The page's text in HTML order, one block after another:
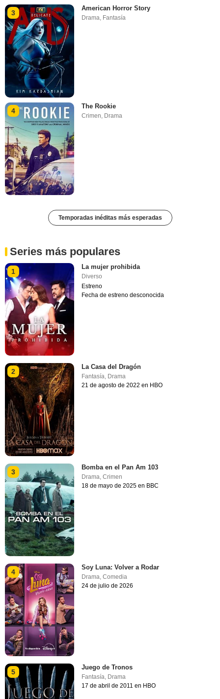
3
American Horror Story
Drama, Fantasía
4
The Rookie
Crimen Drama
Temporadas inéditas más esperadas
Series más populares
1
La mujer prohibida
Diverso
Estreno
Fecha de estreno desconocida
2
La Casa del Dragón
Fantasía, Drama
21 de agosto de 2022 en HBO
3
Bomba en el Pan Am 103
Drama ,Crimen
18 de mayo de 2025 en BBC
4
Soy Luna: Volver a Rodar
Drama,Comedia
24 de julio de 2026
5
Juego de Tronos
Fantasía, Drama
17 de abril de 2011 en HBO